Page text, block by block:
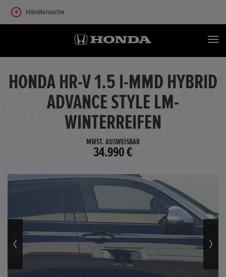
Händlersuche
HONDA HR-V 1.5 I-MMD HYBRID
ADVANCE STYLE LM-
WINTERREIFEN
MWST. AUSWEISBAR
34.990 €